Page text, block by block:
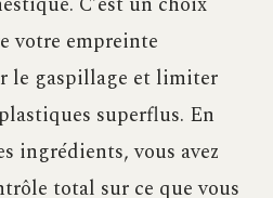
votre empreinte
le gaspillage et limiter
superflus. En
ingrédients, vous avez
total sur ce que vous